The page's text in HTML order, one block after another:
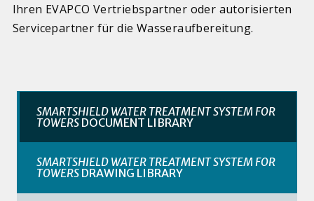
Ihren EVAPCO Vertriebspartner oder autorisierten
Servicepartner für die Wasseraufbereitung.
SMARTSHIELD WATER TREATMENT SYSTEM FOR
TOWERSDOCUMENT LIBRARY
SMARTSHIELD WATER TREATMENT SYSTEM FOR
TOWERSDRAWING LIBRARY